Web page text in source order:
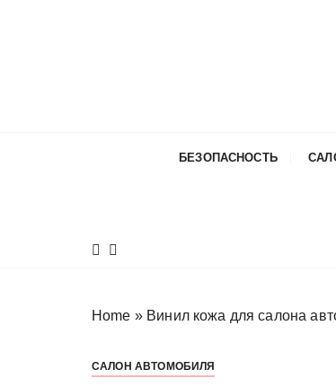
БЕЗОПАСНОСТЬ
Home » Винил кожа для салона
САЛОН АВТОМОБИЛЯ